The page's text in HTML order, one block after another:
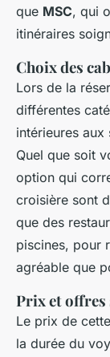
que MSC, qui
itinéraires
Choix des
Lors de la
différentes
intérieures aux
Quel que soit
option qui
croisière sont
que des
piscines, pour
agréable que
Prix et offres
Le prix de
la durée du